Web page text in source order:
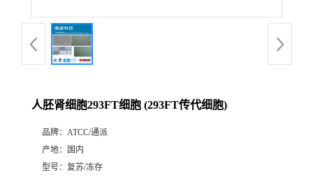
人胚肾细胞293FT细胞 (293FT传代细胞)
品牌： ATCC/通派
产地：
国内
型号： 复苏/冻存